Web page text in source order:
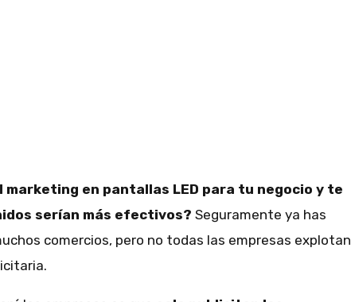
marketing en pantallas LED para tu negocio y te
serían más efectivos? Seguramente ya has
comercios, pero no todas las empresas explotan